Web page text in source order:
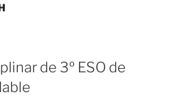
de 3º ESO de